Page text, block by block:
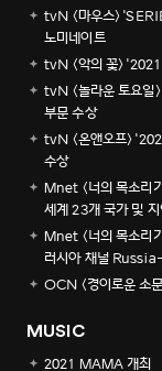
tvN <마우스>
노미네이트
tvN <악의 꽃>
tvN <놀라운 토요일
부문 수상
tvN <온앤오프>
수상
Mnet <너의 목소리
세계 23개 국가 및
Mnet <너의 목소리
러시아 채널
OCN <경이로운 소
MUSIC
2021 MAMA 개최